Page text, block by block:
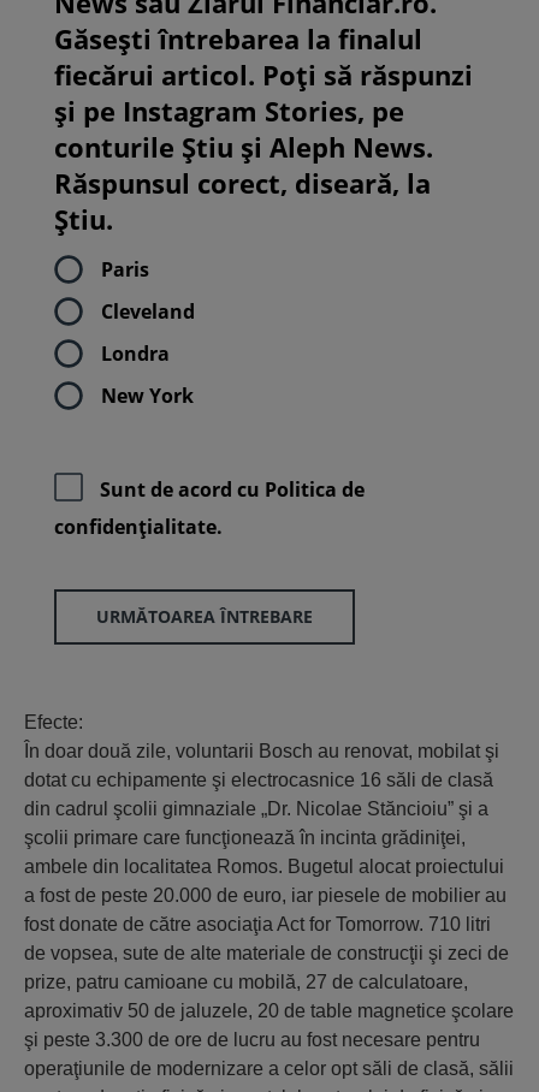
Găsești întrebarea la finalul
fiecărui articol. Poți să răspunzi
și pe Instagram Stories, pe
conturile Știu și Aleph News.
Răspunsul corect, diseară, la
Știu.
Paris
Cleveland
Londra
New York
Sunt de acord cu Politica de
confidenţialitate.
URMĂTOAREA ÎNTREBARE
Efecte:
În doar două zile, voluntarii Bosch au renovat, mobilat şi
dotat cu echipamente şi electrocasnice 16 săli de clasă
din cadrul şcolii gimnaziale „Dr. Nicolae Stăncioiu” şi a
şcolii primare care funcţionează în incinta grădiniţei,
ambele din localitatea Romos. Bugetul alocat proiectului
a fost de peste 20.000 de euro, iar piesele de mobilier au
fost donate de către asociaţia Act for Tomorrow. 710 litri
de vopsea, sute de alte materiale de construcţii şi zeci de
prize, patru camioane cu mobilă, 27 de calculatoare,
aproximativ 50 de jaluzele, 20 de table magnetice şcolare
şi peste 3.300 de ore de lucru au fost necesare pentru
operaţiunile de modernizare a celor opt săli de clasă, sălii